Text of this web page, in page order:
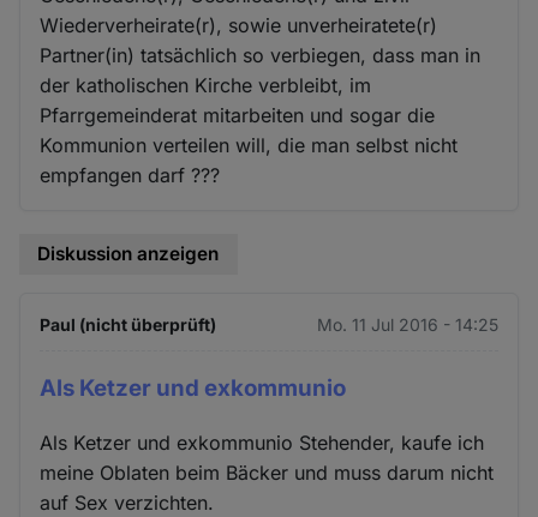
Wiederverheirate(r), sowie unverheiratete(r)
Partner(in) tatsächlich so verbiegen, dass man in
der katholischen Kirche verbleibt, im
Pfarrgemeinderat mitarbeiten und sogar die
Kommunion verteilen will, die man selbst nicht
empfangen darf ???
Diskussion anzeigen
Paul (nicht überprüft) Mo. 11 Jul 2016 - 14:25
Als Ketzer und exkommunio
Als Ketzer und exkommunio Stehender, kaufe ich
meine Oblaten beim Bäcker und muss darum nicht
auf Sex verzichten.